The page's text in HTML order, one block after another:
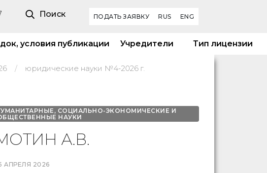
Поиск ПОДАТЬ ЗАЯВКУ RUS ENG
условия публикации Учредители Тип лицензии
юридические науки №4-2026 г.
СОЦИАЛЬНО-ЭКОНОМИЧЕСКИЕ И
НАУКИ
А.В.
АПРЕЛЯ 2026